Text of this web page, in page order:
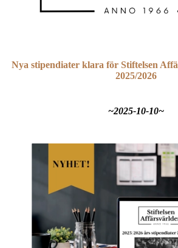
Nya stipendiater klara för Stiftelsen
2025/2026
~2025-10-10~